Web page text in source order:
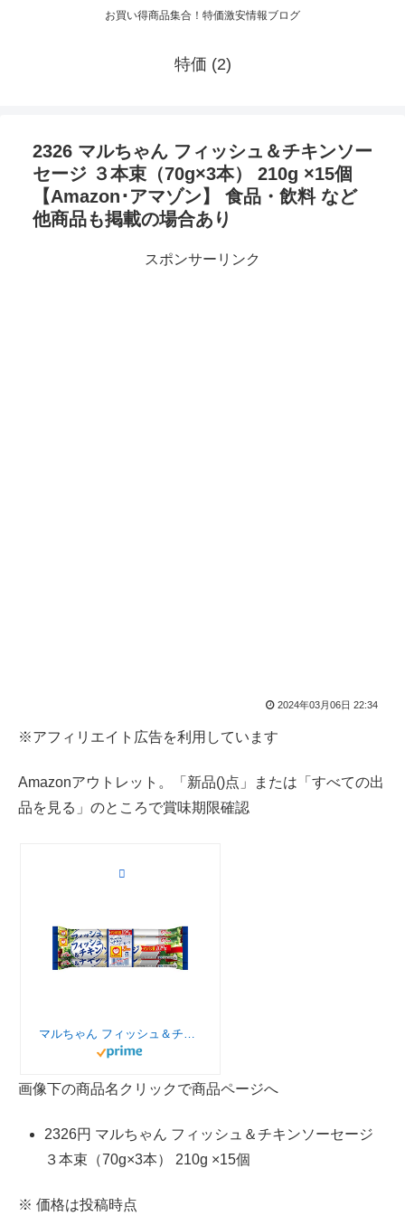
お買い得商品集合！特価激安情報ブログ
特価 (2)
2326 マルちゃん フィッシュ＆チキンソー
セージ ３本束（70g×3本） 210g ×15個
【Amazon･アマゾン】 食品・飲料 など
他商品も掲載の場合あり
スポンサーリンク
2024年03月06日 22:34
※アフィリエイト広告を利用しています
Amazonアウトレット。「新品()点」または「すべての出
品を見る」のところで賞味期限確認
画像下の商品名クリックで商品ページへ
2326円 マルちゃん フィッシュ＆チキンソーセージ
３本束（70g×3本） 210g ×15個
※ 価格は投稿時点